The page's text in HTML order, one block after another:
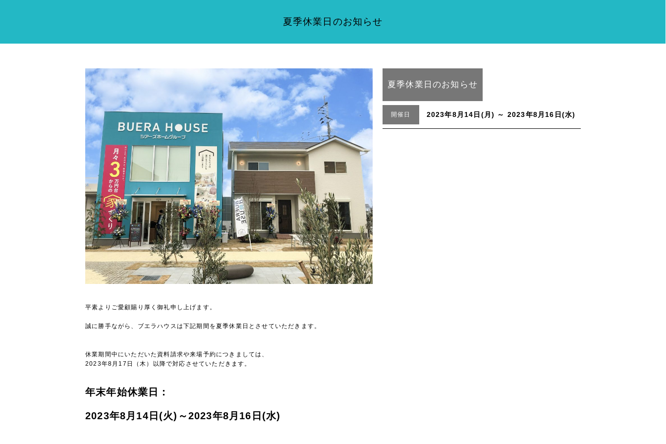
夏季休業日のお知らせ
夏季休業日のお知らせ
開催日 2023年8月14日(月) ～ 2023年8月16日(水)
平素よりご愛顧賜り厚く御礼申し上げます。
誠に勝手ながら、ブエラハウスは下記期間を夏季休業日とさせていただきます。
休業期間中にいただいた資料請求や来場予約につきましては、
2023年8月17日（木）以降で対応させていただきます。
年末年始休業日：
2023年8月14日(火)～2023年8月16日(水)